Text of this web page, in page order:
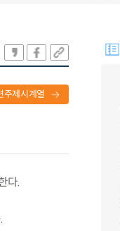
주제시계열
다.